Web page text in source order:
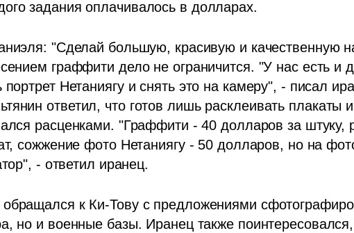
задания оплачивалось в долларах.
"Сделай большую, красивую и качественную
граффити дело не ограничится. "У нас есть и
Нетаниягу и снять это на камеру", - писал
ответил, что готов лишь расклеивать плакаты
расценками. "Граффити - 40 долларов за штуку,
сожжение фото Нетаниягу - 50 долларов, но на
- ответил иранец.
к Ки-Тову с предложениями
но и военные базы. Иранец также